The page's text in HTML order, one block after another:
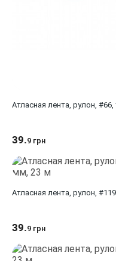
Атласная лента, рулон,
39.9 грн
Атласная лента, рулон,
39.9 грн